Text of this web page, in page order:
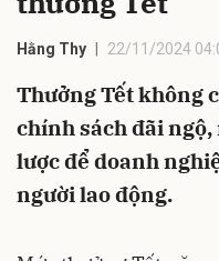
Hằng Thy 22/11/2024
Thưởng Tết không
chính sách đãi ngộ,
lược để doanh
người lao động.